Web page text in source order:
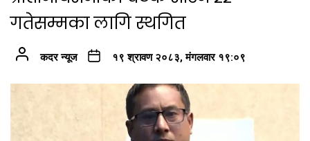
गतेसम्मका लागि स्थगित
कदर न्यूज १९ श्रावण २०८३, मंगलवार १९:०९